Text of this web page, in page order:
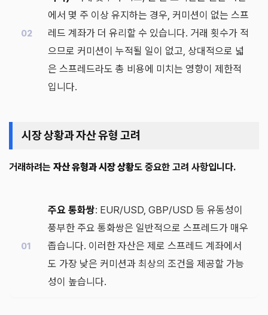
에서 몇 주 이상 유지하는 경우, 커미션이 없는 스프
레드 계좌가 더 유리할 수 있습니다. 거래 횟수가 적
으므로 커미션이 누적될 일이 없고, 상대적으로 넓
은 스프레드라도 총 비용에 미치는 영향이 제한적
입니다.
시장 상황과 자산 유형 고려
거래하려는 자산 유형과 시장 상황도 중요한 고려 사항입니다.
주요 통화쌍: EUR/USD, GBP/USD 등 유동성이
풍부한 주요 통화쌍은 일반적으로 스프레드가 매우
좁습니다. 이러한 자산은 제로 스프레드 계좌에서
도 가장 낮은 커미션과 최상의 조건을 제공할 가능
성이 높습니다.